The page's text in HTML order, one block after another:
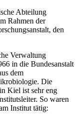
Abteilung
Rahmen der
den
Verwaltung
in die Bundesanstalt
dem
Die
Kiel ist sehr eng
So waren
Institut tätig: